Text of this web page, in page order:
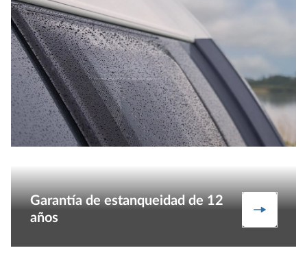
Garantía de estanqueidad de 12
años
Más